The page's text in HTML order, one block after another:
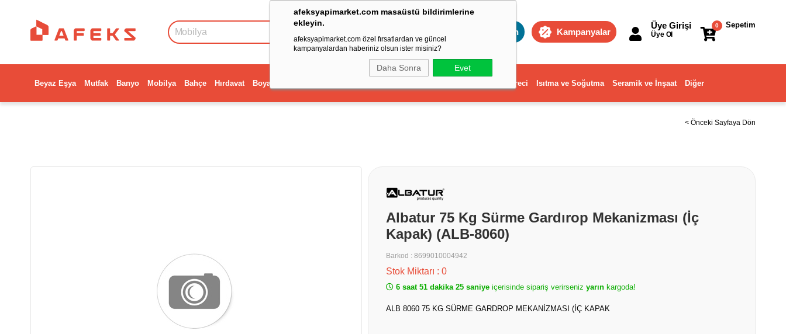
afeksyapimarket.com masaüstü bildirimlerine
ekleyin.
afeksyapimarket.com özel fırsatlardan ve güncel
kampanyalardan haberiniz olsun ister misiniz?
Daha Sonra Evet
Toptan Kampanyalar
Sepetim
0
Üye Girişi
Üye Ol
Beyaz Eşya Mutfak Banyo Mobilya Bahçe Hırdavat Boya Dekorasyon ve Ev Gereci Isıtma ve Soğutma Seramik ve İnşaat Diğer
< Önceki Sayfaya Dön
Albatur 75 Kg Sürme Gardırop Mekanizması (İç
Kapak) (ALB-8060)
Barkod : 8699010004942
Stok Miktarı : 0
6 saat 51 dakika 25 saniye içerisinde sipariş verirseniz yarın kargoda!
ALB 8060 75 KG SÜRME GARDROP MEKANİZMASI (İÇ KAPAK